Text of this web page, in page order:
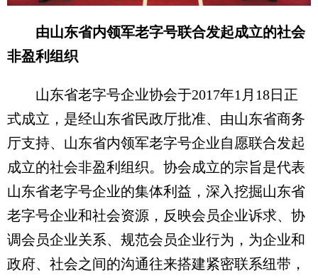
由山东省内领军老字号联合发起成立的社会
非盈利组织
山东省老字号企业协会于2017年1月18日正
式成立，是经山东省民政厅批准、由山东省商务
厅支持、山东省内领军老字号企业自愿联合发起
成立的社会非盈利组织。协会成立的宗旨是代表
山东省老字号企业的集体利益，深入挖掘山东省
老字号企业和社会资源，反映会员企业诉求、协
调会员企业关系、规范会员企业行为，为企业和
政府、社会之间的沟通往来搭建紧密联系纽带，